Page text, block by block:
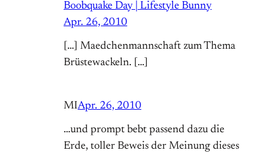
Boobquake Day | Lifestyle Bunny
Apr. 26, 2010
[…] Maedchenmannschaft zum Thema
Brüstewackeln. […]
MIApr. 26, 2010
…und prompt bebt passend dazu die
Erde, toller Beweis der Meinung dieses